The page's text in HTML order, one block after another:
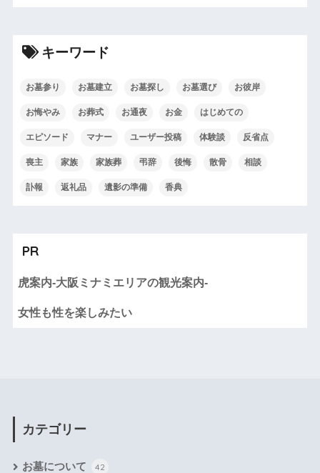
キーワード
お墓参り お墓建立 お墓探し お墓選び お彼岸
お悔やみ お葬式 お通夜 お金 はじめての
エピソード マナー ユーザー投稿 体験談 反省点
喪主 家族 家族葬 弔辞 後悔 散骨 相談
訃報 返礼品 遺影の準備 香典
PR
虎案内-大阪ミナミエリアの観光案内-
女性も性を楽しみたい
カテゴリー
お墓について 42